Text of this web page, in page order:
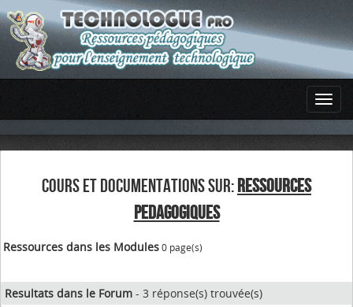
COURS ET DOCUMENTATIONS SUR: RESSOURCES
PEDAGOGIQUES
Ressources dans les Modules0 page(s)
Resultats dans le Forum - 3 réponse(s) trouvée(s)